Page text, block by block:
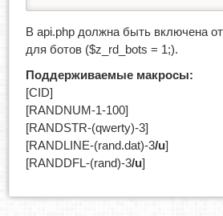
В api.php должна быть включена
для ботов ($z_rd_bots = 1;).
Поддерживаемые макросы:
[CID]
[RANDNUM-1-100]
[RANDSTR-(qwerty)-3]
[RANDLINE-(rand.dat)-3/u]
[RANDDFL-(rand)-3/u]